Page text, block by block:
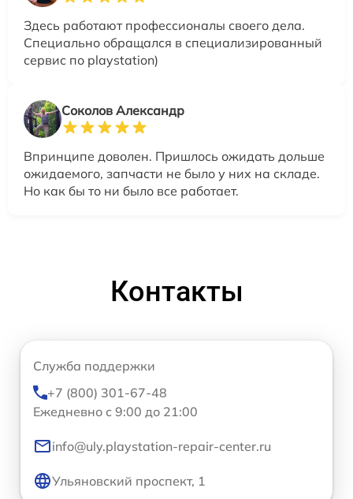
Здесь работают профессионалы своего дела.
Специально обращался в специализированный
сервис по playstation)
Соколов Александр
Впринципе доволен. Пришлось ожидать дольше
ожидаемого, запчасти не было у них на складе.
Но как бы то ни было все работает.
Контакты
Служба поддержки
+7 (800) 301-67-48
Ежедневно с 9:00 до 21:00
info@uly.playstation-repair-center.ru
Ульяновский проспект, 1